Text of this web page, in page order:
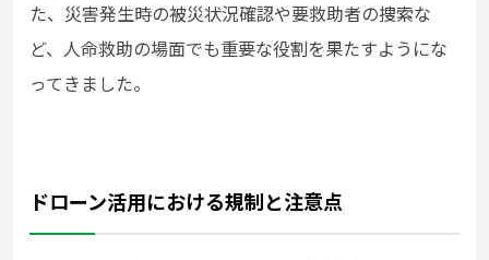
た、災害発生時の被災状況確認や要救助者の捜索な
ど、人命救助の場面でも重要な役割を果たすようにな
ってきました。
ドローン活用における規制と注意点